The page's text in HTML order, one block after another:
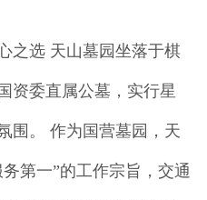
之选 天山墓园坐落于棋
资委直属公墓，实行星
围。 作为国营墓园，天
第一”的工作宗旨，交通